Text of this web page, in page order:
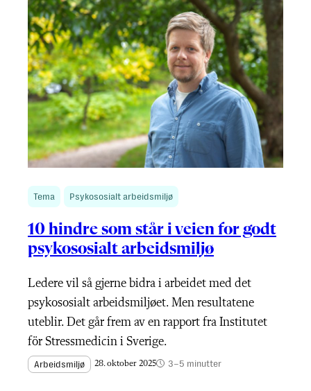
Tema Psykososialt arbeidsmiljø
10 hindre som står i veien for godt
psykososialt arbeidsmiljø
Ledere vil så gjerne bidra i arbeidet med det
psykososialt arbeidsmiljøet. Men resultatene
uteblir. Det går frem av en rapport fra Institutet
för Stressmedicin i Sverige.
Arbeidsmiljø 28. oktober 2025 3–5 minutter